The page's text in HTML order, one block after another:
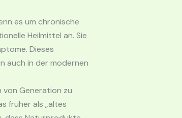
es um chronische
Heilmittel an. Sie
Dieses
auch in der modernen
von Generation zu
früher als „altes